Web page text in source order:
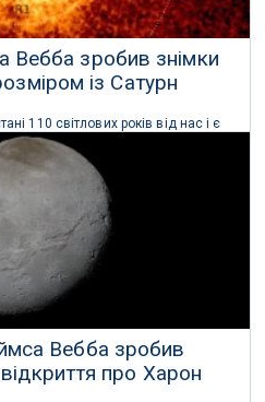
Вебба зробив знімки
із Сатурн
110 світлових років від нас і є
спостерігати за допомогою
знімків.
2025 р.
Вебба зробив
про Харон